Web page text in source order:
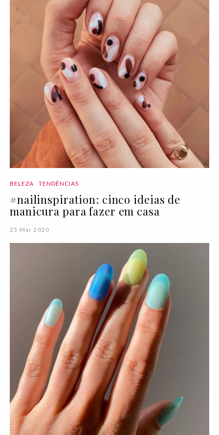
BELEZA TENDÊNCIAS
#nailinspiration: cinco ideias de
manicura para fazer em casa
25 Mar 2020